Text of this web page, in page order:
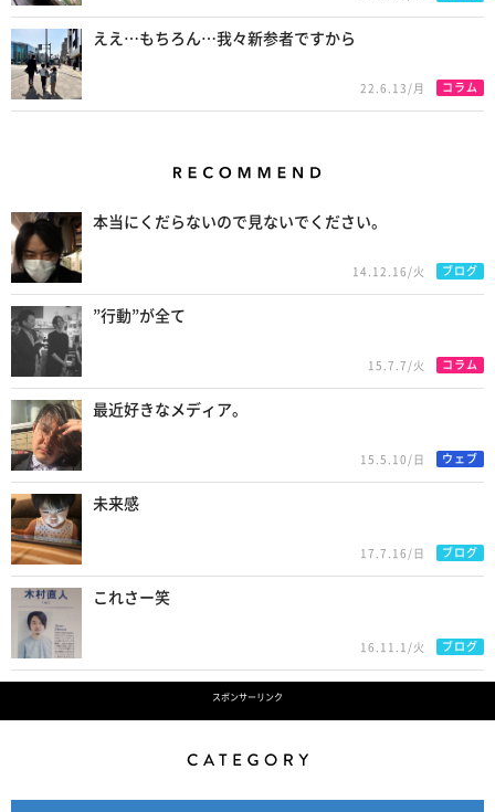
ええ…もちろん…我々新参者ですから
22.6.13/月 コラム
本当にくだらないので見ないでください。
14.12.16/火 ブログ
”行動”が全て
15.7.7/火 コラム
最近好きなメディア。
15.5.10/日 ウェブ
未来感
17.7.16/日 ブログ
これさー笑
16.11.1/火 ブログ
スポンサーリンク